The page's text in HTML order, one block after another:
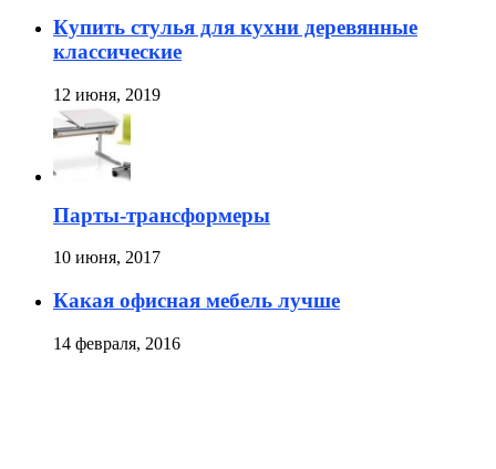
Купить стулья для кухни деревянные
классические
12 июня, 2019
Парты-трансформеры
10 июня, 2017
Какая офисная мебель лучше
14 февраля, 2016